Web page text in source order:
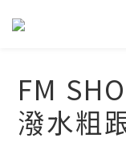
FM
潑水粗